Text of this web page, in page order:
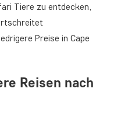
Tiere zu entdecken,
Preise in Cape
Reisen nach